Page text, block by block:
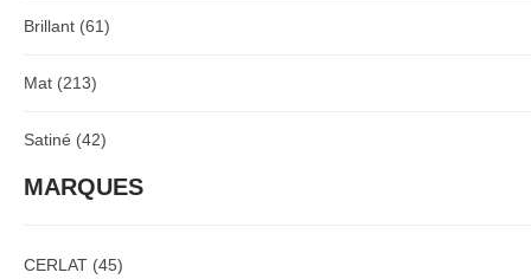
Brillant (61)
Mat (213)
Satiné (42)
MARQUES
CERLAT (45)